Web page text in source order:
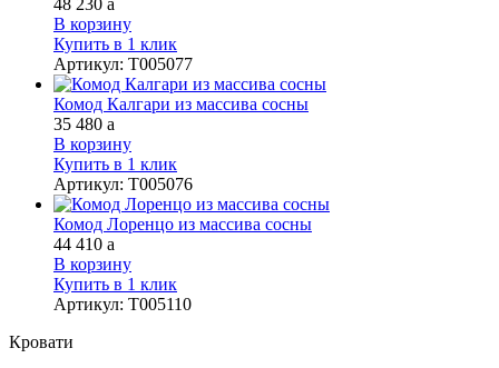
В корзину
Купить в 1 клик
Артикул: Т005077
Комод Калгари из массива сосны
35 480 a
В корзину
Купить в 1 клик
Артикул: Т005076
Комод Лоренцо из массива сосны
44 410 a
В корзину
Купить в 1 клик
Артикул: Т005110
Кровати